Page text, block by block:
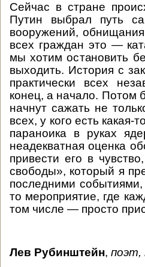
Сейчас в стране
Путин выбрал путь
вооружений,
всех граждан это —
мы хотим остановить
выходить. История с
практически всех
конец, а начало. Потом
начнут сажать не
всех, у кого есть какая-
параноика в руках
неадекватная оценка
привести его в
свободы», который я
последними
то мероприятие, где
том числе — просто
Лев Рубинштейн, поэт,